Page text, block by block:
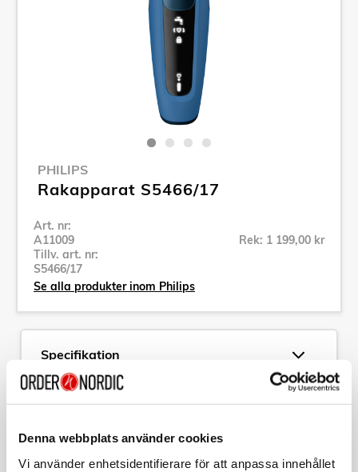
Denna webbplats använder cookies
Vi använder enhetsidentifierare för att anpassa innehållet
PHILIPS
Rakapparat S5466/17
Art. nr:
A11009
Tillv. art. nr:
S5466/17
Rek: 1 199,00 kr
Se alla produkter inom Philips
Specifikation
Beskrivning
A11009
Tillv. art. nr:S5466/17